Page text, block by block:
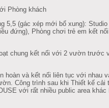
Phòng khách
5,5 (gác xép mới bổ xung):
đứng), Phòng chơi trẻ em kết
chung kết nối với 2 vườn trước
hoàn và kết nối liên tục với nhau
Công trình sau khi Thiết kế cải
với rất nhiều public area khác